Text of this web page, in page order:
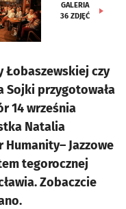
GALERIA
36 ZDJĘĆ
Łobaszewskiej czy
Sojki przygotowała
14 września
Natalia
Humanity– Jazzowe
tegorocznej
Zobaczcie